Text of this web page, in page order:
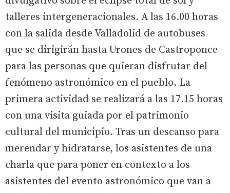
talleres intergeneracionales. A las 16.00 horas
con la salida desde Valladolid de autobuses
que se dirigirán hasta Urones de Castroponce
para las personas que quieran disfrutar del
fenómeno astronómico en el pueblo. La
primera actividad se realizará a las 17.15 horas
con una visita guiada por el patrimonio
cultural del municipio. Tras un descanso para
merendar y hidratarse, los asistentes de una
charla que para poner en contexto a los
asistentes del evento astronómico que van a